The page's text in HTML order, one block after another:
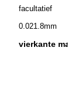
facultatief
0.021.8mm
vierkante